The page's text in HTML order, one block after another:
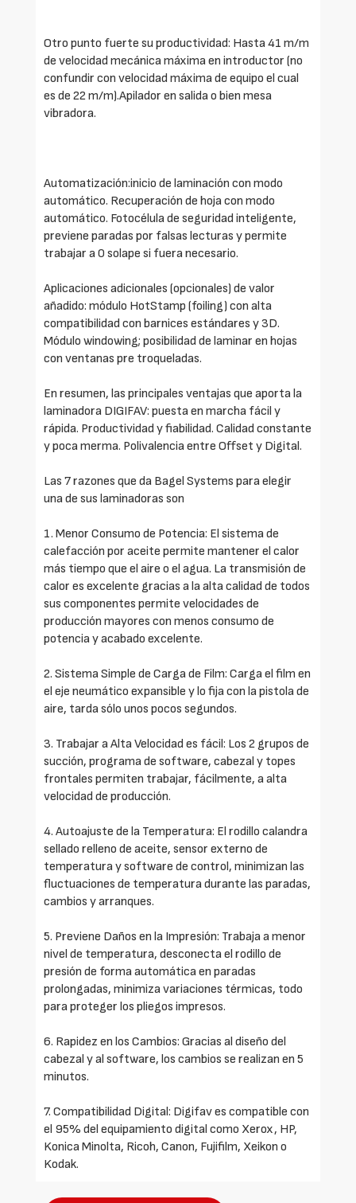
Otro punto fuerte su productividad: Hasta 41 m/m
de velocidad mecánica máxima en introductor (no
confundir con velocidad máxima de equipo el cual
es de 22 m/m).Apilador en salida o bien mesa
vibradora.
Automatización:inicio de laminación con modo
automático. Recuperación de hoja con modo
automático. Fotocélula de seguridad inteligente,
previene paradas por falsas lecturas y permite
trabajar a 0 solape si fuera necesario.
Aplicaciones adicionales (opcionales) de valor
añadido: módulo HotStamp (foiling) con alta
compatibilidad con barnices estándares y 3D.
Módulo windowing; posibilidad de laminar en hojas
con ventanas pre troqueladas.
En resumen, las principales ventajas que aporta la
laminadora DIGIFAV: puesta en marcha fácil y
rápida. Productividad y fiabilidad. Calidad constante
y poca merma. Polivalencia entre Offset y Digital.
Las 7 razones que da Bagel Systems para elegir
una de sus laminadoras son
1. Menor Consumo de Potencia: El sistema de
calefacción por aceite permite mantener el calor
más tiempo que el aire o el agua. La transmisión de
calor es excelente gracias a la alta calidad de todos
sus componentes permite velocidades de
producción mayores con menos consumo de
potencia y acabado excelente.
2. Sistema Simple de Carga de Film: Carga el film en
el eje neumático expansible y lo fija con la pistola de
aire, tarda sólo unos pocos segundos.
3. Trabajar a Alta Velocidad es fácil: Los 2 grupos de
succión, programa de software, cabezal y topes
frontales permiten trabajar, fácilmente, a alta
velocidad de producción.
4. Autoajuste de la Temperatura: El rodillo calandra
sellado relleno de aceite, sensor externo de
temperatura y software de control, minimizan las
fluctuaciones de temperatura durante las paradas,
cambios y arranques.
5. Previene Daños en la Impresión: Trabaja a menor
nivel de temperatura, desconecta el rodillo de
presión de forma automática en paradas
prolongadas, minimiza variaciones térmicas, todo
para proteger los pliegos impresos.
6. Rapidez en los Cambios: Gracias al diseño del
cabezal y al software, los cambios se realizan en 5
minutos.
7. Compatibilidad Digital: Digifav es compatible con
el 95% del equipamiento digital como Xerox, HP,
Konica Minolta, Ricoh, Canon, Fujifilm, Xeikon o
Kodak.